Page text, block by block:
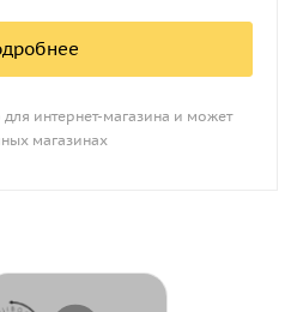
для интернет-магазина и может
магазинах